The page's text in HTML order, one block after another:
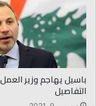
باسيل يهاجم وزير
التفاصيل